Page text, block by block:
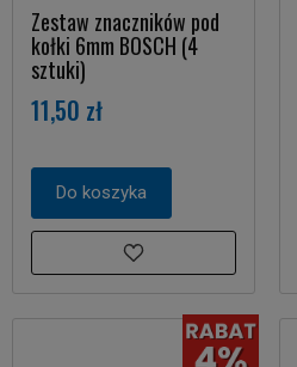
Zestaw znaczników pod
kołki 6mm BOSCH (4
sztuki)
11,50 zł
Do koszyka